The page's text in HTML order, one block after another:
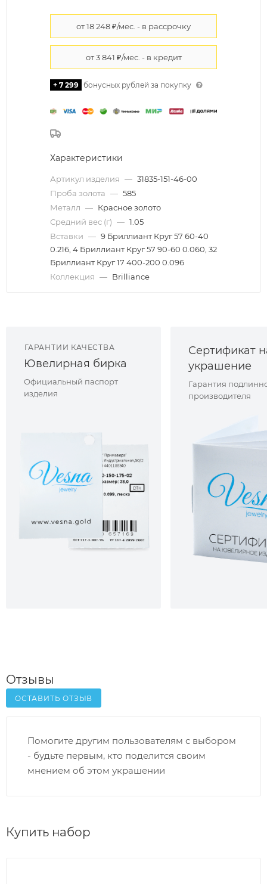
+ 7 299 бонусных рублей за покупку
Характеристики
Артикул изделия — 31835-151-46-00
Проба золота — 585
Металл — Красное золото
Средний вес (г) — 1.05
Вставки — 9 Бриллиант Круг 57 60-40
0.216, 4 Бриллиант Круг 57 90-60 0.060, 32
Бриллиант Круг 17 400-200 0.096
Коллекция — Brilliance
ГАРАНТИИ КАЧЕСТВА
Ювелирная бирка
Официальный паспорт
изделия
Сертификат
украшение
Гарантия
производителя
Отзывы
ОСТАВИТЬ ОТЗЫВ
Помогите другим пользователям с выбором
- будьте первым, кто поделится своим
мнением об этом украшении
Купить набор